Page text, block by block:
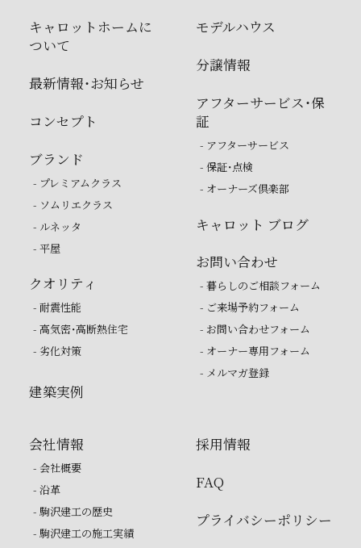
キャロットホームに
ついて
最新情報・お知らせ
コンセプト
ブランド
- プレミアムクラス
- ソムリエクラス
- ルネッタ
- 平屋
クオリティ
- 耐震性能
- 高気密・高断熱住宅
- 劣化対策
建築実例
モデルハウス
分譲情報
アフターサービス・保
証
- アフターサービス
- 保証・点検
- オーナーズ倶楽部
キャロット ブログ
お問い合わせ
- 暮らしのご相談フォーム
- ご来場予約フォーム
- お問い合わせフォーム
- オーナー専用フォーム
- メルマガ登録
会社情報
- 会社概要
- 沿革
- 駒沢建工の歴史
- 駒沢建工の施工実績
採用情報
FAQ
プライバシーポリシー